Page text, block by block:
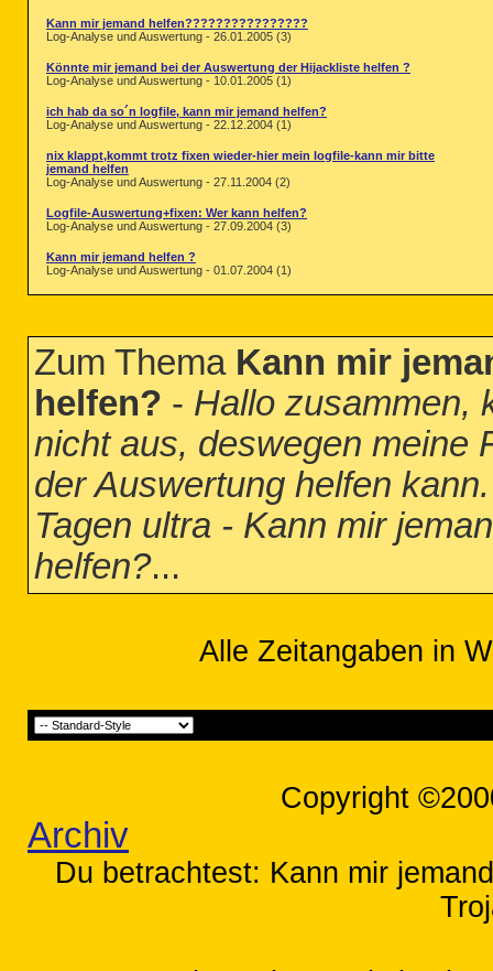
Kann mir jemand helfen????????????????
Log-Analyse und Auswertung - 26.01.2005 (3)
Könnte mir jemand bei der Auswertung der Hijackliste helfen ?
Log-Analyse und Auswertung - 10.01.2005 (1)
ich hab da so´n logfile, kann mir jemand helfen?
Log-Analyse und Auswertung - 22.12.2004 (1)
nix klappt,kommt trotz fixen wieder-hier mein logfile-kann mir bitte
jemand helfen
Log-Analyse und Auswertung - 27.11.2004 (2)
Logfile-Auswertung+fixen: Wer kann helfen?
Log-Analyse und Auswertung - 27.09.2004 (3)
Kann mir jemand helfen ?
Log-Analyse und Auswertung - 01.07.2004 (1)
Zum Thema Kann mir
helfen? - Hallo zusammen,
nicht aus, deswegen meine
der Auswertung helfen
Tagen ultra - Kann mir
helfen?...
Alle Zeitangaben in
Copyright
Archiv
Du betrachtest: Kann mir